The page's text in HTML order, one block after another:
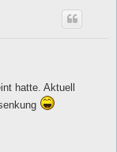
hatte. Aktuell